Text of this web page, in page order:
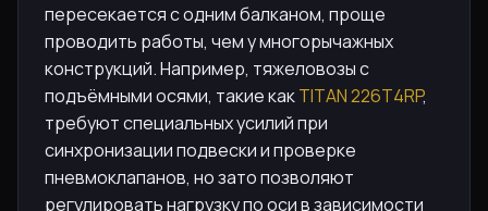
пересекается с одним балканом, проще
проводить работы, чем у многорычажных
конструкций. Например, тяжеловозы с
подъёмными осями, такие какTITAN 226T4RP,
требуют специальных усилий при
синхронизации подвески и проверке
пневмоклапанов, но зато позволяют
регулировать нагрузку по оси в зависимости